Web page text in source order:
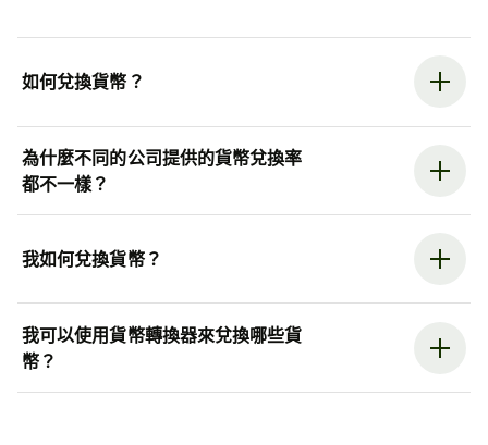
如何兌換貨幣？
為什麼不同的公司提供的貨幣兌換率
都不一樣？
我如何兌換貨幣？
我可以使用貨幣轉換器來兌換哪些貨
幣？